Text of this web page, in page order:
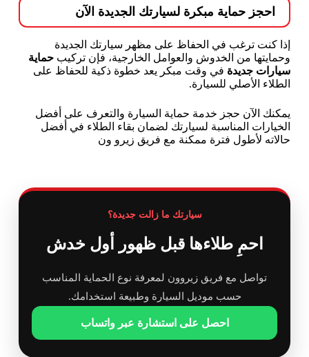
احجز حماية مبكرة لسيارتك الجديدة الآن
إذا كنت ترغب في الحفاظ على مظهر سيارتك الجديدة
وحمايتها من الخدوش والعوامل الخارجية، فإن تركيب حماية
سيارات جديدة في وقت مبكر يعد خطوة ذكية للحفاظ على
الطلاء الأصلي للسيارة.
يمكنك الآن حجز خدمة حماية السيارة والتعرف على أفضل
الخيارات المناسبة لسيارتك لضمان بقاء الطلاء في أفضل
حالاته لأطول فترة ممكنة مع فريق زيرو ون
سيارتك ما زالت جديدة؟
احمِ طلاءها قبل ظهور أول خدش
تواصل مع فريق زيروون لمعرفة نوع الحماية المناسب
حسب موديل السيارة وطبيعة استخدامك.
احصل على استشارة عبر واتساب